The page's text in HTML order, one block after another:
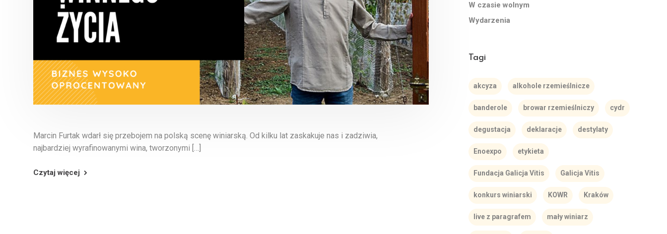
Marcin Furtak wdarł się przebojem na polską scenę winiarską. Od kilku lat zaskakuje nas i zadziwia,
najbardziej wyrafinowanymi wina, tworzonymi […]
Czytaj więcej
W czasie wolnym
Wydarzenia
Tagi
akcyza alkohole rzemieślnicze
banderole browar rzemieślniczy cydr
degustacja deklaracje destylaty
Enoexpo etykieta
Fundacja Galicja Vitis Galicja Vitis
konkurs winiarski KOWR Kraków
live z paragrafem mały winiarz